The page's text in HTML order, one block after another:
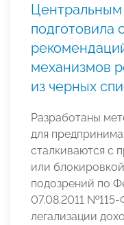
подготовила
механизмов
из черных
Разработаны
для
сталкиваются с
или
подозрений по
07.08.2011
легализации